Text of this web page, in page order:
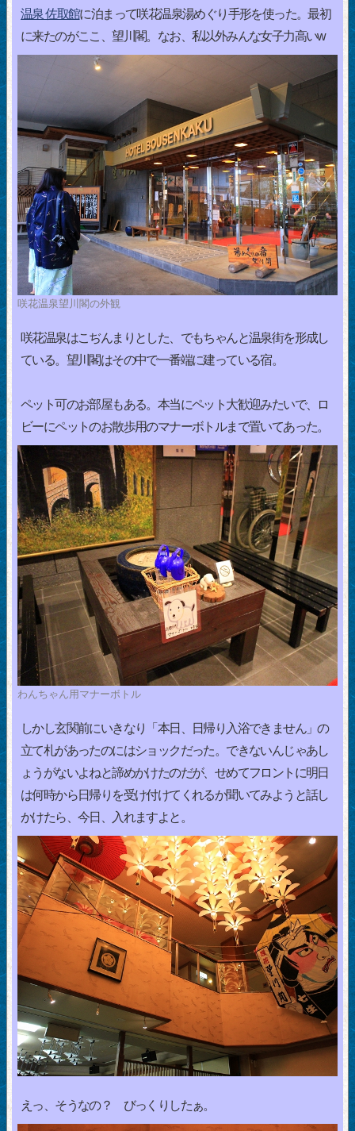
温泉 佐取館に泊まって咲花温泉湯めぐり手形を使った。最初
に来たのがここ、望川閣。なお、私以外みんな女子力高いw
咲花温泉望川閣の外観
咲花温泉はこぢんまりとした、でもちゃんと温泉街を形成し
ている。望川閣はその中で一番端に建っている宿。
ペット可のお部屋もある。本当にペット大歓迎みたいで、ロ
ビーにペットのお散歩用のマナーボトルまで置いてあった。
わんちゃん用マナーボトル
しかし玄関前にいきなり「本日、日帰り入浴できません」の
立て札があったのにはショックだった。できないんじゃあし
ょうがないよねと諦めかけたのだが、せめてフロントに明日
は何時から日帰りを受け付けてくれるか聞いてみようと話し
かけたら、今日、入れますよと。
えっ、そうなの？ びっくりしたぁ。